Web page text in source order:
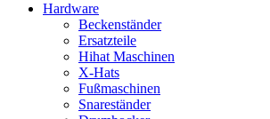
Hardware
Beckenständer
Ersatzteile
Hihat Maschinen
X-Hats
Fußmaschinen
Snareständer